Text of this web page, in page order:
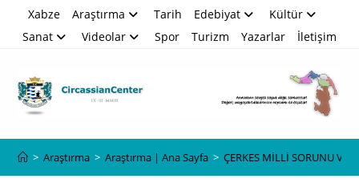
Xabze Araştırma Tarih Edebiyat
Kültür
Sanat
Videolar Spor Turizm Yazarlar İletişim
> Araştırma > Araştırma | Ana Sayfa > ÇERKES MİLLİ SORUNU VE